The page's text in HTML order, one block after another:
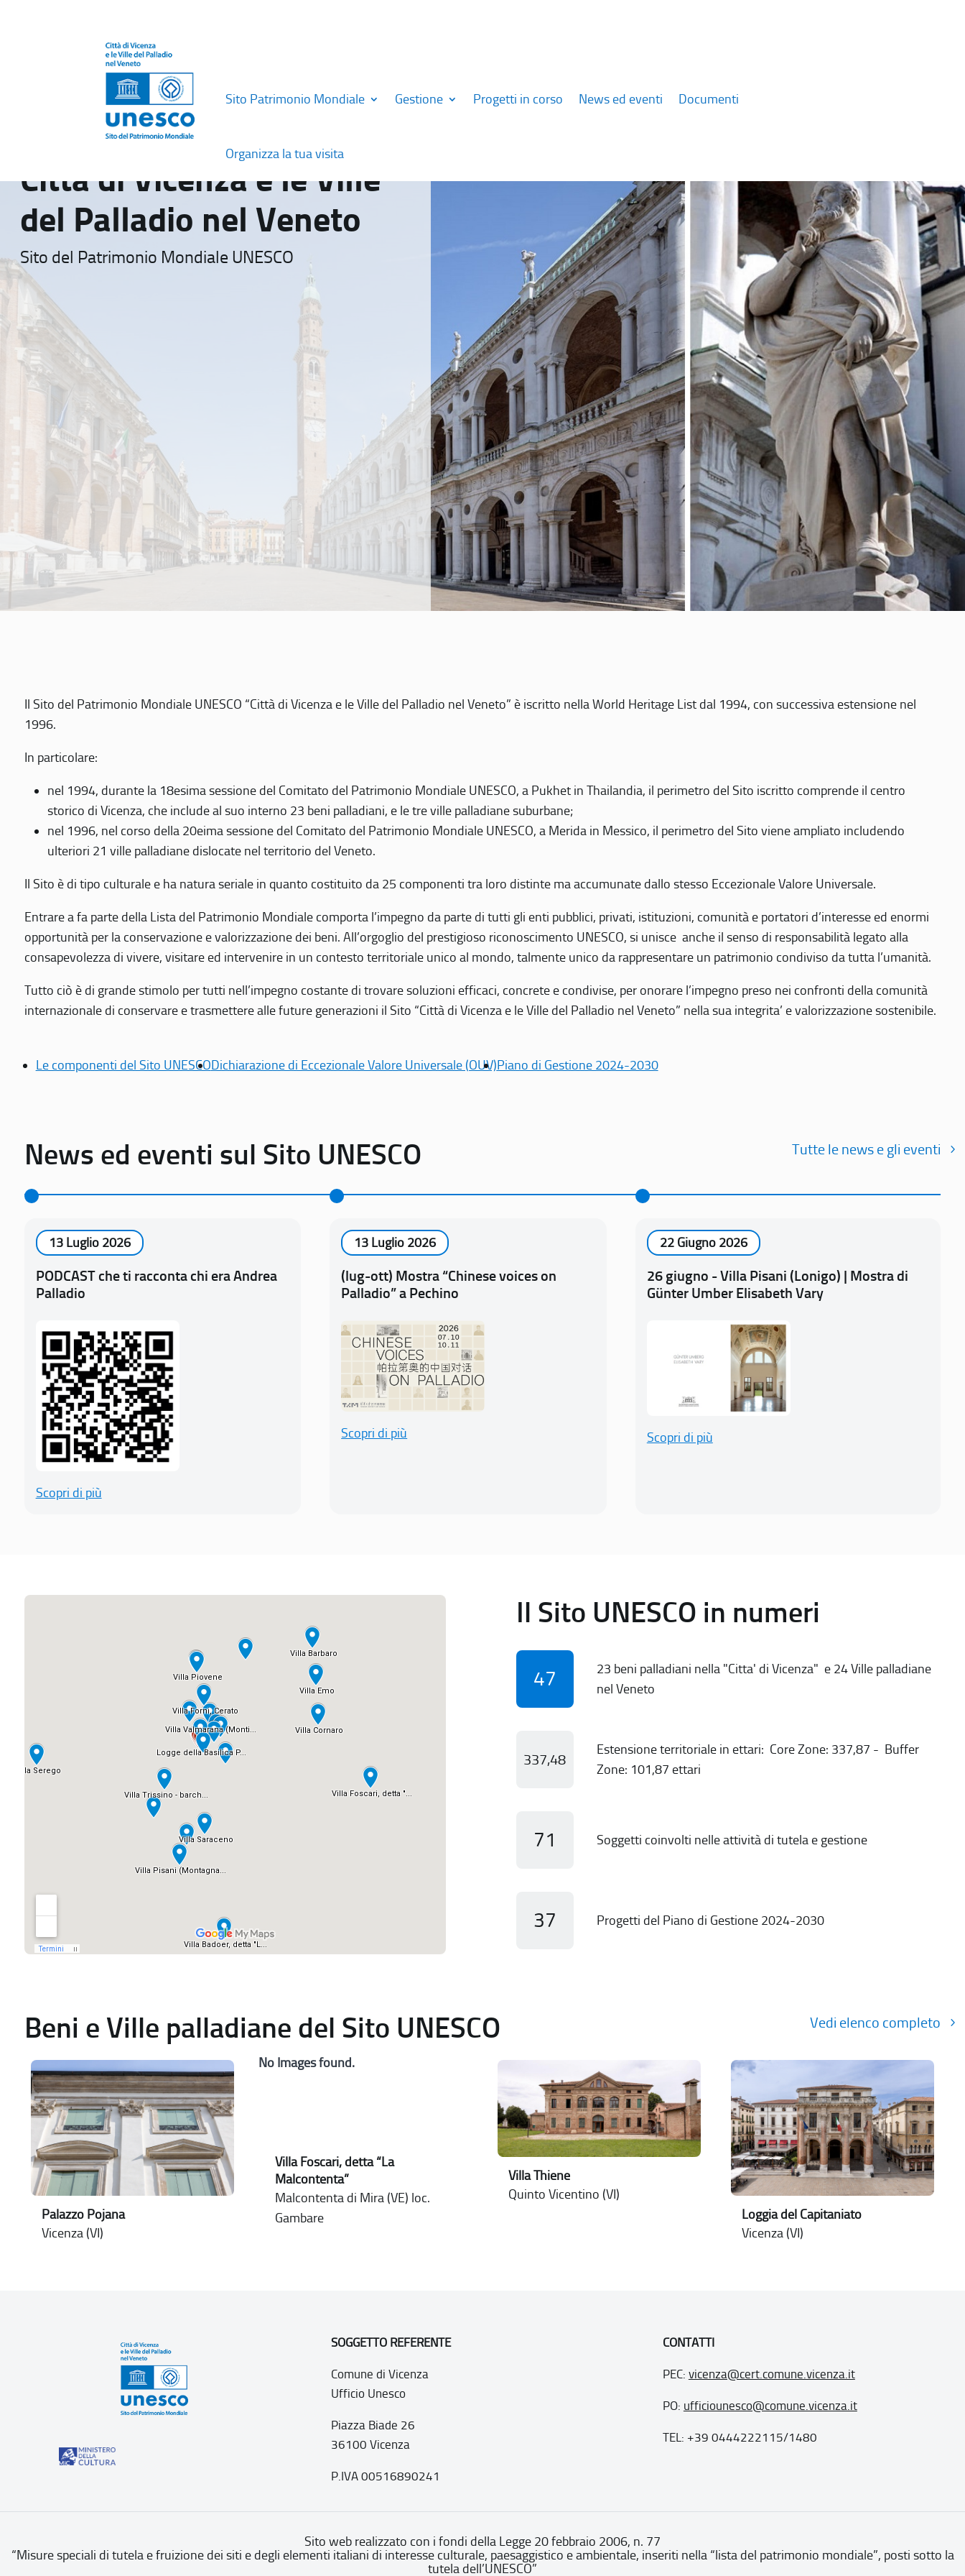
Sito Patrimonio Mondiale Gestione Progetti in corso News ed eventi Documenti
Organizza la tua visita
Città di Vicenza e le Ville
del Palladio nel Veneto
Sito del Patrimonio Mondiale UNESCO
Il Sito del Patrimonio Mondiale UNESCO “Città di Vicenza e le Ville del Palladio nel Veneto” è iscritto nella World Heritage List dal 1994, con successiva estensione nel
1996.
In particolare:
nel 1994, durante la 18esima sessione del Comitato del Patrimonio Mondiale UNESCO, a Pukhet in Thailandia, il perimetro del Sito iscritto comprende il centro
storico di Vicenza, che include al suo interno 23 beni palladiani, e le tre ville palladiane suburbane;
nel 1996, nel corso della 20eima sessione del Comitato del Patrimonio Mondiale UNESCO, a Merida in Messico, il perimetro del Sito viene ampliato includendo
ulteriori 21 ville palladiane dislocate nel territorio del Veneto.
Il Sito è di tipo culturale e ha natura seriale in quanto costituito da 25 componenti tra loro distinte ma accumunate dallo stesso Eccezionale Valore Universale.
Entrare a fa parte della Lista del Patrimonio Mondiale comporta l’impegno da parte di tutti gli enti pubblici, privati, istituzioni, comunità e portatori d’interesse ed enormi
opportunità per la conservazione e valorizzazione dei beni. All’orgoglio del prestigioso riconoscimento UNESCO, si unisce anche il senso di responsabilità legato alla
consapevolezza di vivere, visitare ed intervenire in un contesto territoriale unico al mondo, talmente unico da rappresentare un patrimonio condiviso da tutta l’umanità.
Tutto ciò è di grande stimolo per tutti nell’impegno costante di trovare soluzioni efficaci, concrete e condivise, per onorare l’impegno preso nei confronti della comunità
internazionale di conservare e trasmettere alle future generazioni il Sito “Città di Vicenza e le Ville del Palladio nel Veneto” nella sua integrita’ e valorizzazione sostenibile.
Le componenti del Sito UNESCODichiarazione di Eccezionale Valore Universale (OUV)Piano di Gestione 2024-2030
News ed eventi sul Sito UNESCO Tutte le news e gli eventi
13 Luglio 2026
PODCAST che ti racconta chi era Andrea
Palladio
Scopri di più
13 Luglio 2026
(lug-ott) Mostra “Chinese voices on
Palladio” a Pechino
Scopri di più
22 Giugno 2026
26 giugno - Villa Pisani (Lonigo) | Mostra di
Günter Umber Elisabeth Vary
Scopri di più
Il Sito UNESCO in numeri
47
23 beni palladiani nella "Citta' di Vicenza" e 24 Ville palladiane
nel Veneto
337,48
Estensione territoriale in ettari: Core Zone: 337,87 - Buffer
Zone: 101,87 ettari
71 Soggetti coinvolti nelle attività di tutela e gestione
37 Progetti del Piano di Gestione 2024-2030
Beni e Ville palladiane del Sito UNESCO Vedi elenco completo
Palazzo Pojana
Vicenza (VI)
No Images found.
Villa Foscari, detta “La
Malcontenta”
Malcontenta di Mira (VE) loc.
Gambare
Villa Thiene
Quinto Vicentino (VI)
Loggia del Capitaniato
Vicenza (VI)
SOGGETTO REFERENTE
Comune di Vicenza
Ufficio Unesco
Piazza Biade 26
36100 Vicenza
P.IVA 00516890241
CONTATTI
PEC: vicenza@cert.comune.vicenza.it
PO: ufficiounesco@comune.vicenza.it
TEL: +39 0444222115/1480
Sito web realizzato con i fondi della Legge 20 febbraio 2006, n. 77
“Misure speciali di tutela e fruizione dei siti e degli elementi italiani di interesse culturale, paesaggistico e ambientale, inseriti nella “lista del patrimonio mondiale”, posti sotto la
tutela dell’UNESCO”